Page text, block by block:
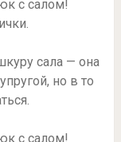
сала — она
но в то